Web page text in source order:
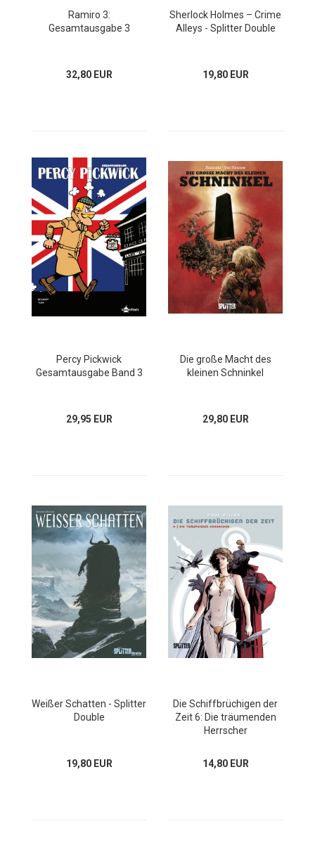
Ramiro 3:
Gesamtausgabe 3
32,80 EUR
Sherlock Holmes – Crime
Alleys - Splitter Double
19,80 EUR
Percy Pickwick
Gesamtausgabe Band 3
29,95 EUR
Die große Macht des
kleinen Schninkel
29,80 EUR
Weißer Schatten - Splitter
Double
19,80 EUR
Die Schiffbrüchigen der
Zeit 6: Die träumenden
Herrscher
14,80 EUR